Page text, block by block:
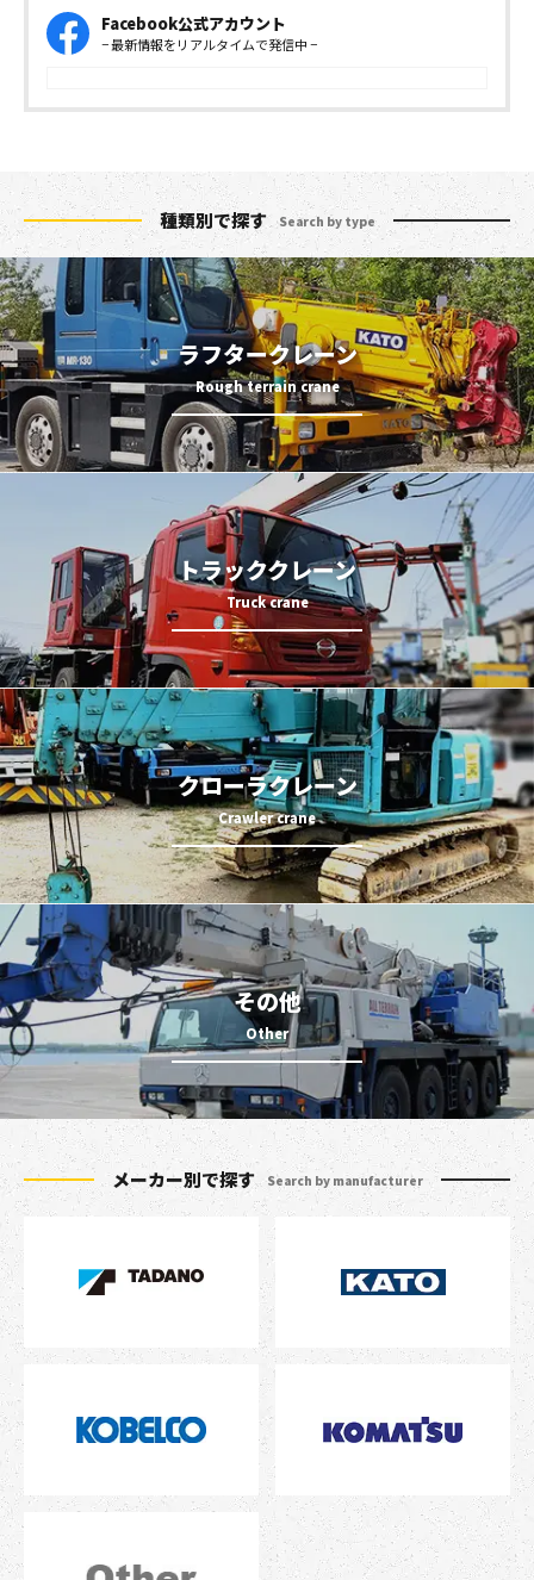
Facebook公式アカウント
− 最新情報をリアルタイムで発信中 −
種類別で探す Search by type
ラフタークレーン
トラッククレーン
クローラクレーン
その他
メーカー別で探す Search by manufacturer